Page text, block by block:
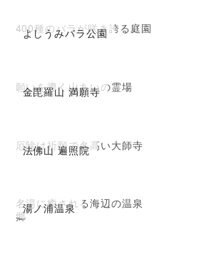
よしうみバラ公園
400種のバラが咲き誇る庭園
金毘羅山 満願寺
願いを導く山あいの霊場
法佛山 遍照院
厄除け祈願で名高い大師寺
湯ノ浦温泉
名湯に癒される海辺の温泉
郷